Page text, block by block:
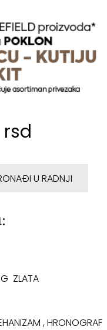
rsd
U RADNJI
ZLATA
, HRONOGRAF